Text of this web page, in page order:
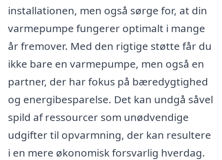
installationen, men også sørge for, at din
varmepumpe fungerer optimalt i mange
år fremover. Med den rigtige støtte får du
ikke bare en varmepumpe, men også en
partner, der har fokus på bæredygtighed
og energibesparelse. Det kan undgå såvel
spild af ressourcer som unødvendige
udgifter til opvarmning, der kan resultere
i en mere økonomisk forsvarlig hverdag.